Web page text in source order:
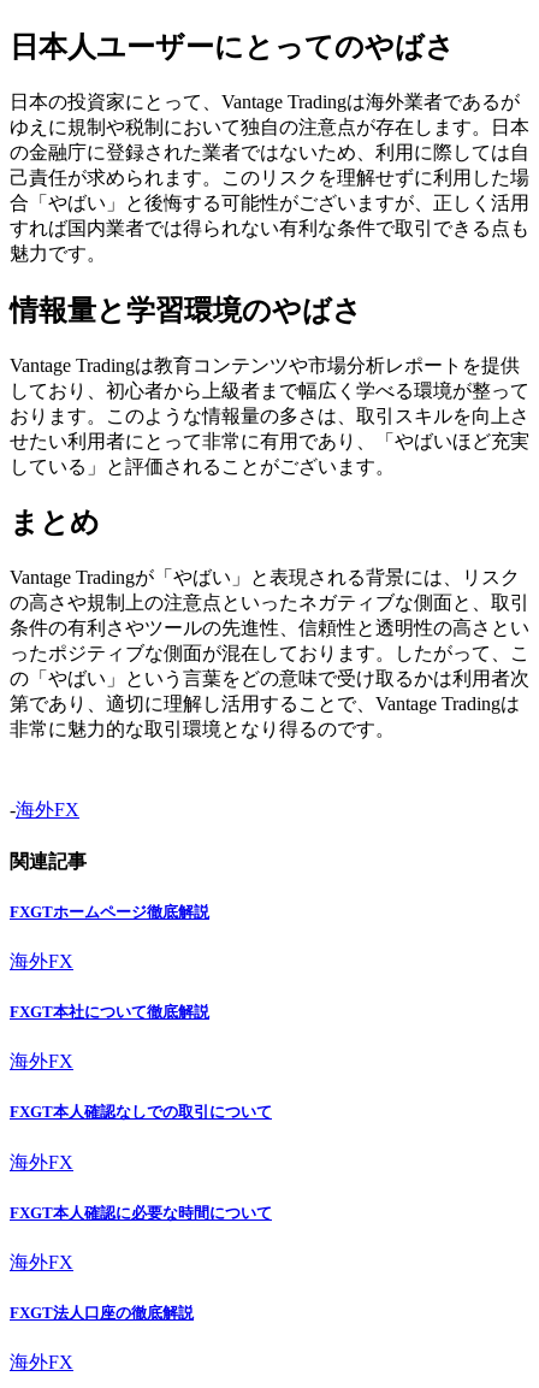
日本人ユーザーにとってのやばさ
日本の投資家にとって、Vantage Tradingは海外業者であるが
ゆえに規制や税制において独自の注意点が存在します。日本
の金融庁に登録された業者ではないため、利用に際しては自
己責任が求められます。このリスクを理解せずに利用した場
合「やばい」と後悔する可能性がございますが、正しく活用
すれば国内業者では得られない有利な条件で取引できる点も
魅力です。
情報量と学習環境のやばさ
Vantage Tradingは教育コンテンツや市場分析レポートを提供
しており、初心者から上級者まで幅広く学べる環境が整って
おります。このような情報量の多さは、取引スキルを向上さ
せたい利用者にとって非常に有用であり、「やばいほど充実
している」と評価されることがございます。
まとめ
Vantage Tradingが「やばい」と表現される背景には、リスク
の高さや規制上の注意点といったネガティブな側面と、取引
条件の有利さやツールの先進性、信頼性と透明性の高さとい
ったポジティブな側面が混在しております。したがって、こ
の「やばい」という言葉をどの意味で受け取るかは利用者次
第であり、適切に理解し活用することで、Vantage Tradingは
非常に魅力的な取引環境となり得るのです。
-海外FX
関連記事
FXGTホームページ徹底解説
海外FX
FXGT本社について徹底解説
海外FX
FXGT本人確認なしでの取引について
海外FX
FXGT本人確認に必要な時間について
海外FX
FXGT法人口座の徹底解説
海外FX